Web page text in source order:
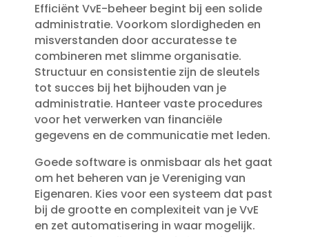
Efficiënt VvE-beheer begint bij een solide
administratie.​ Voorkom slordigheden en
misverstanden door accuratesse te
combineren met slimme organisatie.​
Structuur en consistentie zijn de sleutels
tot succes bij het bijhouden van je
administratie.​ Hanteer vaste procedures
voor het verwerken van financiële
gegevens en de communicatie met leden.​
Goede software is onmisbaar als het gaat
om het beheren van je Vereniging van
Eigenaren.​ Kies voor een systeem dat past
bij de grootte en complexiteit van je VvE
en zet automatisering in waar mogelijk.​